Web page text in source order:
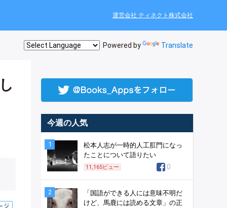
運営会社 ティネクト株式会社
Powered by Translate
今週の人気
1
松本人志が一時的人工肛門になっ
たことについて語りたい
11,165ビュー 0
2
「国語ができる人には意味不明だ
けど、馬鹿には読める文章」の正